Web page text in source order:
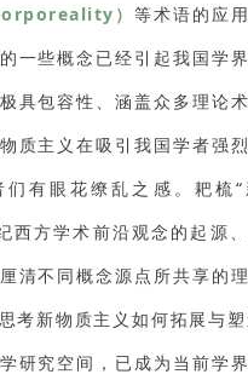
）等术语的应
一些概念已经引起我国学
具包容性、涵盖众多理论
质主义在吸引我国学者强
们有眼花缭乱之感。耙梳
西方学术前沿观念的起源
清不同概念源点所共享的
考新物质主义如何拓展与
研究空间，已成为当前学